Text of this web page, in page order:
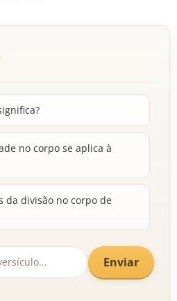
no corpo se aplica à
da divisão no corpo de
Enviar